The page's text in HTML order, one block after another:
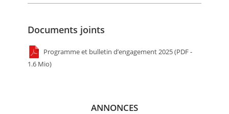
Documents joints
Programme et bulletin d’engagement 2025 (PDF -
1.6 Mio)
ANNONCES